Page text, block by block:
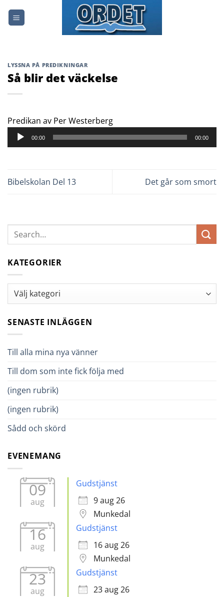
LYSSNA PÅ PREDIKNINGAR
Så blir det väckelse
Predikan av Per WesterbergLjudspelare
00:00 00:00
Bibelskolan Del 13 Det går som smort
KATEGORIER
Kategorier
SENASTE INLÄGGEN
Till alla mina nya vänner
Till dom som inte fick följa med
(ingen rubrik)
(ingen rubrik)
Sådd och skörd
EVENEMANG
09
aug
Gudstjänst
9 aug 26
Munkedal
16
aug
Gudstjänst
16 aug 26
Munkedal
23
aug
Gudstjänst
23 aug 26